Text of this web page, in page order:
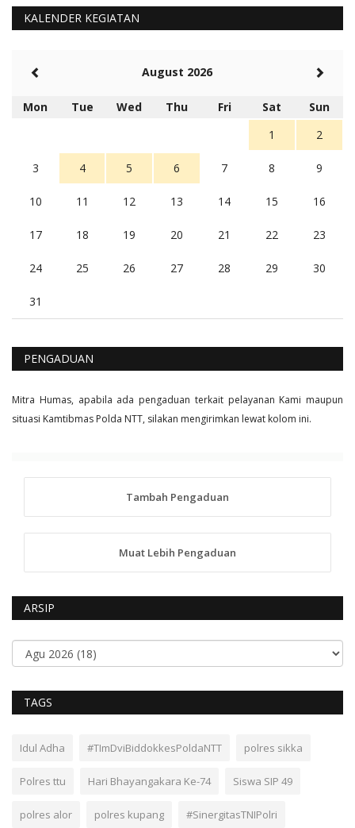
KALENDER KEGIATAN
August 2026
Mon Tue Wed Thu Fri Sat
Sun
1
2
3 4 5 6 7 8 9
10 11 12 13 14 15 16
17 18 19 20 21 22 23
24 25 26 27 28 29 30
31
PENGADUAN
Mitra Humas, apabila ada pengaduan terkait pelayanan Kami maupun
situasi Kamtibmas Polda NTT, silakan mengirimkan lewat kolom ini.
Tambah Pengaduan
Muat Lebih Pengaduan
ARSIP
TAGS
Idul Adha #TImDviBiddokkesPoldaNTT polres sikka
Polres ttu Hari Bhayangakara Ke-74 Siswa SIP 49
polres alor polres kupang #SinergitasTNIPolri